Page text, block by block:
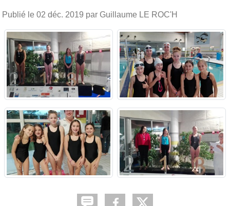
Publié le 02 déc. 2019 par Guillaume LE ROC'H